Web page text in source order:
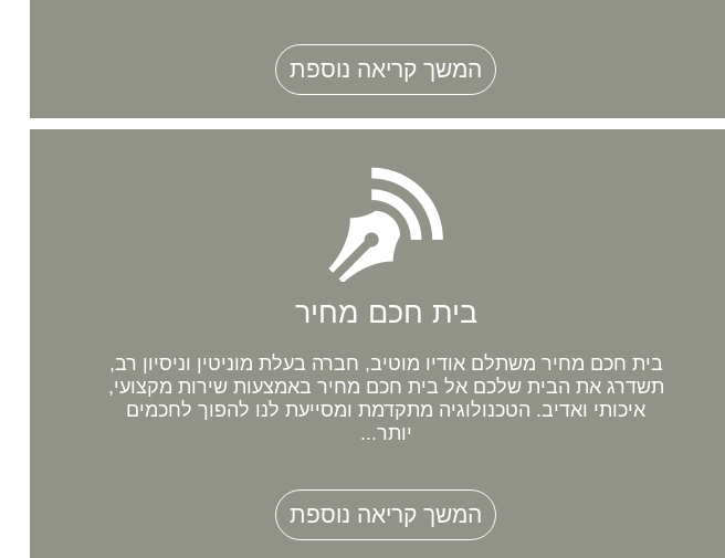
המשך קריאה נוספת
בית חכם מחיר
בית חכם מחיר משתלם אודיו מוטיב, חברה בעלת מוניטין וניסיון רב,
תשדרג את הבית שלכם אל בית חכם מחיר באמצעות שירות מקצועי,
איכותי ואדיב. הטכנולוגיה מתקדמת ומסייעת לנו להפוך לחכמים
יותר...
המשך קריאה נוספת